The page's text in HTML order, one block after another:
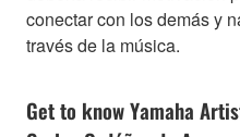
conectar con los demás y
través de la música.
Get to know Yamaha